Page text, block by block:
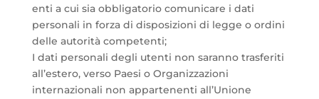
enti a cui sia obbligatorio comunicare i dati
personali in forza di disposizioni di legge o ordini
delle autorità competenti;
I dati personali degli utenti non saranno trasferiti
all’estero, verso Paesi o Organizzazioni
internazionali non appartenenti all’Unione